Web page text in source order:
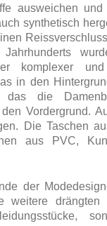
ausweichen
synthetisch
komplexer
in den
die
Vordergrund.
Die Taschen
aus PVC,
der
weitere